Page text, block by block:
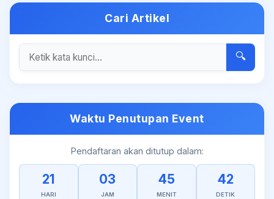
Cari Artikel
🔍
Waktu Penutupan Event
Pendaftaran akan ditutup dalam:
21
HARI
03
JAM
45
MENIT
42
DETIK